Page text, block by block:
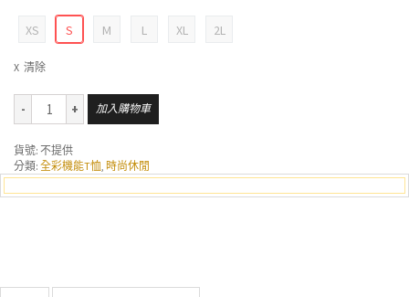
XS S M L XL 2L
清除
加入購物車
貨號: 不提供
分類: 全彩機能T恤, 時尚休閒